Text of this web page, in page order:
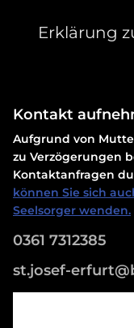
Erklärung
Kontakt
Aufgrund von
zu Verzögerungen
Kontaktanfragen
können Sie sich
Seelsorger wenden.
0361 7312385
st.josef-